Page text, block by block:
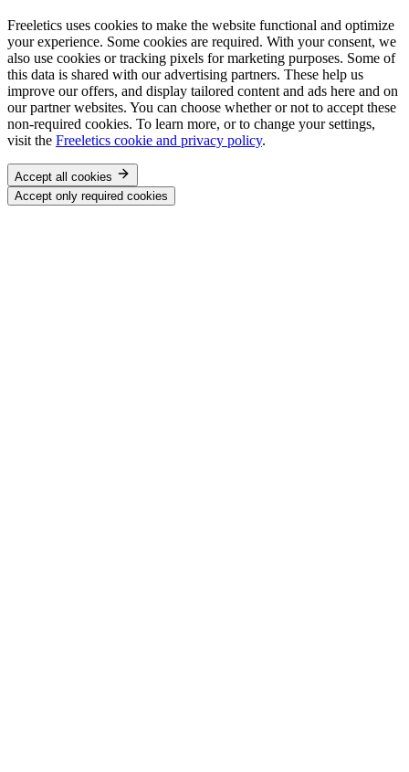
Freeletics uses cookies to make the website functional and optimize
your experience. Some cookies are required. With your consent, we
also use cookies or tracking pixels for marketing purposes. Some of
this data is shared with our advertising partners. These help us
improve our offers, and display tailored content and ads here and on
our partner websites. You can choose whether or not to accept these
non-required cookies. To learn more, or to change your settings,
visit the Freeletics cookie and privacy policy.
Accept all cookies
Accept only required cookies